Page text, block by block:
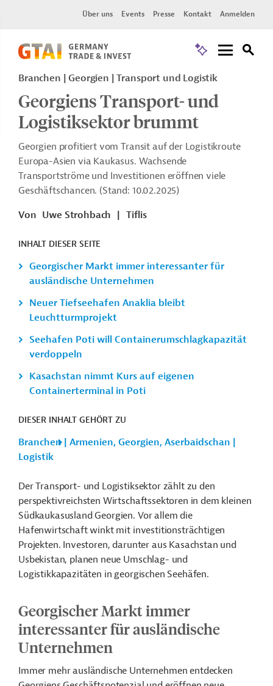
Über uns Events Presse Kontakt Anmelden
Branchen | Georgien | Transport und Logistik
Georgiens Transport- und
Logistiksektor brummt
Georgien profitiert vom Transit auf der Logistikroute
Europa-Asien via Kaukasus. Wachsende
Transportströme und Investitionen eröffnen viele
Geschäftschancen. (Stand: 10.02.2025)
Von Uwe Strohbach Tiflis
INHALT DIESER SEITE
Georgischer Markt immer interessanter für
ausländische Unternehmen
Neuer Tiefseehafen Anaklia bleibt
Leuchtturmprojekt
Seehafen Poti will Containerumschlagkapazität
verdoppeln
Kasachstan nimmt Kurs auf eigenen
Containerterminal in Poti
DIESER INHALT GEHÖRT ZU
Branchen | Armenien, Georgien, Aserbaidschan |
Logistik
Der Transport- und Logistiksektor zählt zu den
perspektivreichsten Wirtschaftssektoren in dem kleinen
Südkaukasusland Georgien. Vor allem die
Hafenwirtschaft winkt mit investitionsträchtigen
Projekten. Investoren, darunter aus Kasachstan und
Usbekistan, planen neue Umschlag- und
Logistikkapazitäten in georgischen Seehäfen.
Georgischer Markt immer
interessanter für ausländische
Unternehmen
Immer mehr ausländische Unternehmen entdecken